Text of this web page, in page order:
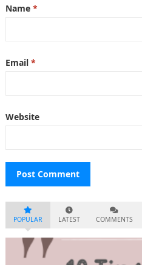
Name *
Email *
Website
POPULAR LATEST COMMENTS